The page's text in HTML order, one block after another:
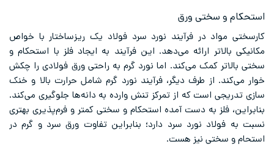
استحکام و سختی ورق
کارسختی مواد در فرآیند نورد سرد فولاد یک ریزساختار با خواص
مکانیکی بالاتر ارائه می‌دهد. این فرآیند به ایجاد فلز با استحکام و
سختی بالاتر کمک می‌کند. اما نورد گرم به راحتی ورق فولادی را چکش
خوار می‌کند. از طرف دیگر، فرآیند نورد گرم شامل حرارت بالا و خنک
‌سازی تدریجی است که از تمرکز تنش وارده به دانه‌ها جلوگیری می‌کند.
بنابراین، فلز به دست آمده استحکام و سختی کمتر و فرم‌پذیری بهتری
نسبت به فولاد نورد سرد دارد؛ بنابراین تفاوت ورق سرد و گرم در
استحام و سختی نیز هست.